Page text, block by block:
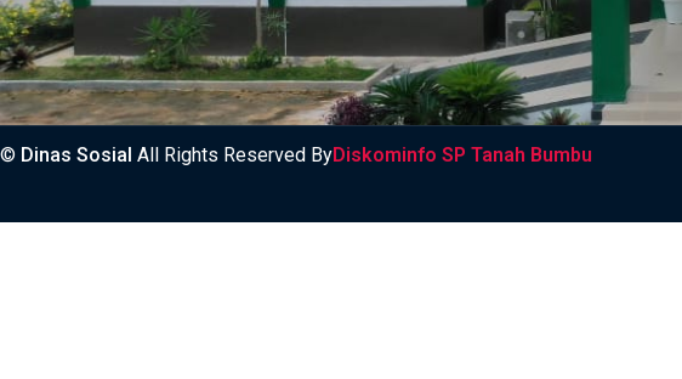
© Dinas Sosial All Rights Reserved ByDiskominfo SP Tanah Bumbu